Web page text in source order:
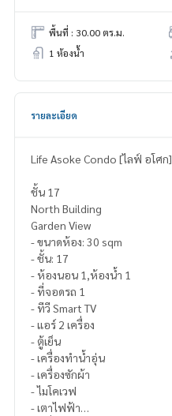
พื้นที่ : 30.00 ตร.ม.
1 ห้องน้ำ
รายละเอียด
Life Asoke Condo [ไลฟ์ อโศก]
ชั้น 17
North Building
Garden View
- ขนาดห้อง: 30 sqm
- ชั้น: 17
- ห้องนอน 1,ห้องน้ำ 1
- ที่จอดรถ 1
- ทีวี Smart TV
- แอร์ 2 เครื่อง
- ตู้เย็น
- เครื่องทำน้ำอุ่น
- เครื่องซักผ้า
- ไมโคเวฟ
- เตาไฟฟ้า